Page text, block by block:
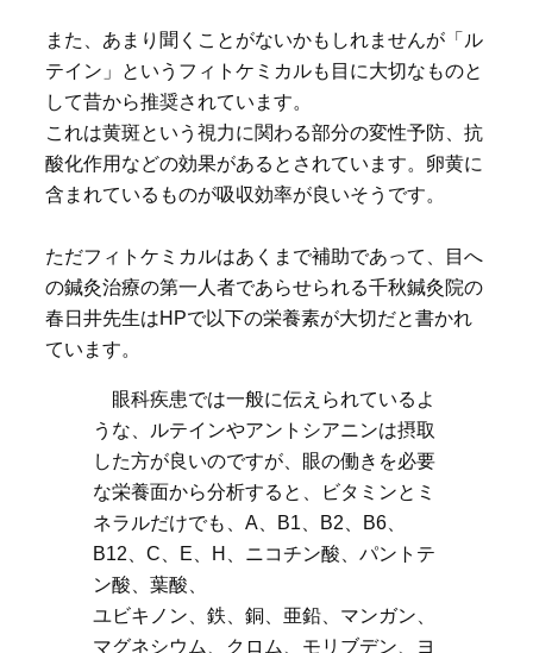
また、あまり聞くことがないかもしれませんが「ル
テイン」というフィトケミカルも目に大切なものと
して昔から推奨されています。
これは黄斑という視力に関わる部分の変性予防、抗
酸化作用などの効果があるとされています。卵黄に
含まれているものが吸収効率が良いそうです。
ただフィトケミカルはあくまで補助であって、目へ
の鍼灸治療の第一人者であらせられる千秋鍼灸院の
春日井先生はHPで以下の栄養素が大切だと書かれ
ています。
眼科疾患では一般に伝えられているよ
うな、ルテインやアントシアニンは摂取
した方が良いのですが、眼の働きを必要
な栄養面から分析すると、ビタミンとミ
ネラルだけでも、A、B1、B2、B6、
B12、C、E、H、ニコチン酸、パントテ
ン酸、葉酸、
ユビキノン、鉄、銅、亜鉛、マンガン、
マグネシウム、クロム、モリブデン、ヨ